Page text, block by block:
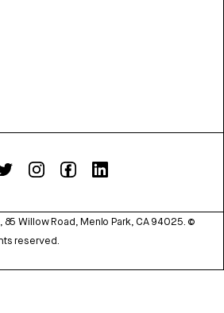
Willow Road, Menlo Park, CA 94025. ©
reserved.